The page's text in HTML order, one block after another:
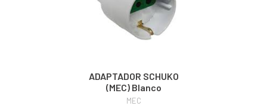
ADAPTADOR SCHUKO
(MEC) Blanco
MEC